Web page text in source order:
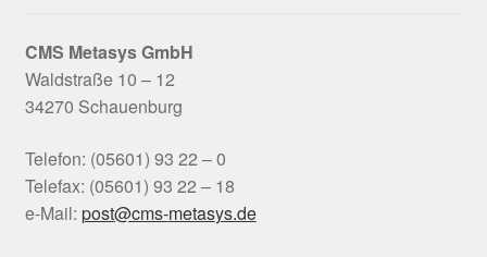
CMS MetasysGmbH
Waldstraße 10 – 12
34270 Schauenburg
Telefon: (05601) 93 22 – 0
Telefax: (05601) 93 22 – 18
e-Mail:
ed.sy
satem
-smc@
tsop